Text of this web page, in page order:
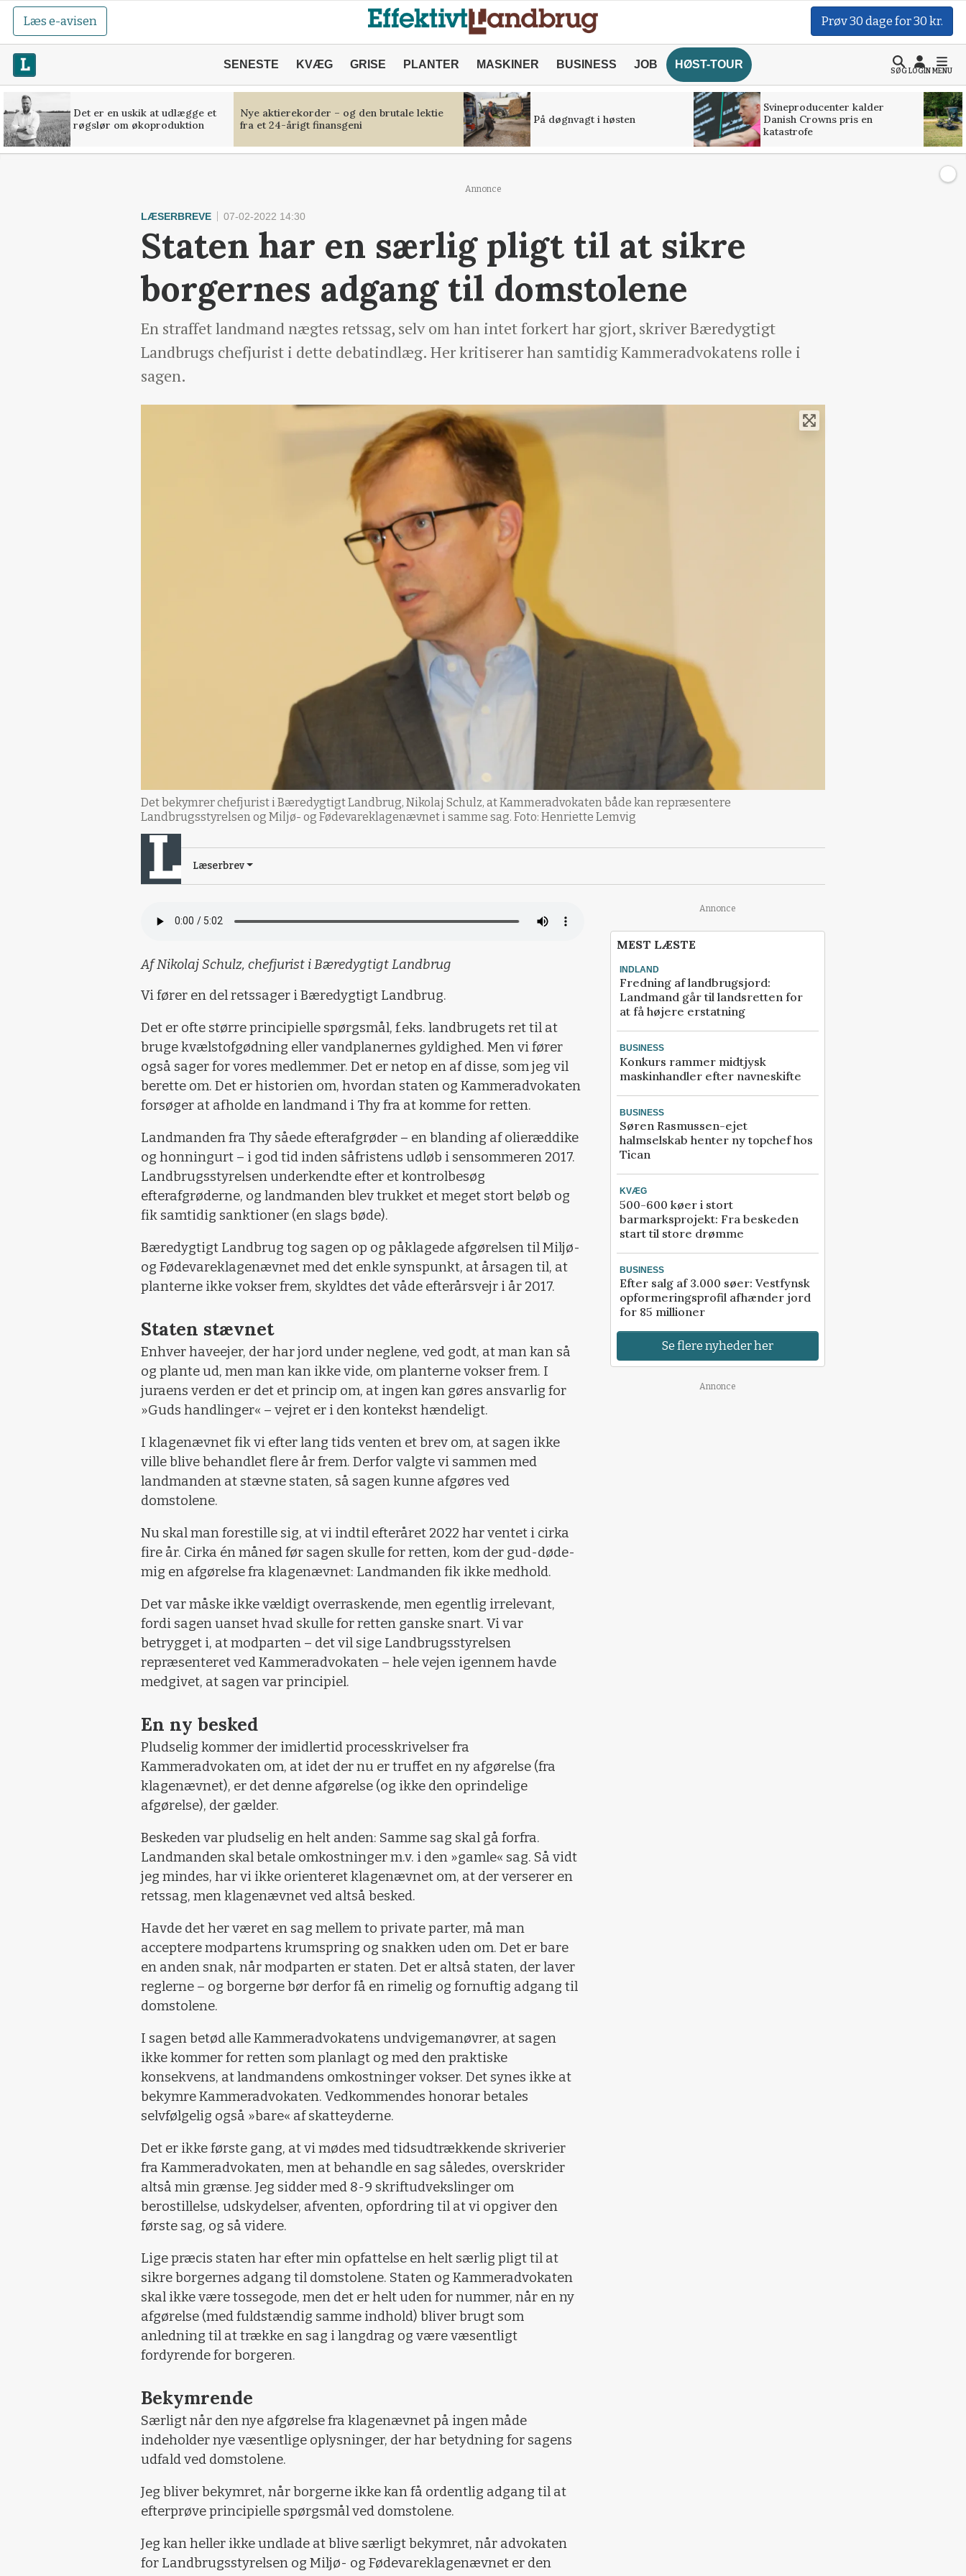
Læs e-avisen Prøv 30 dage for 30 kr.
SENESTE KVÆG GRISE PLANTER MASKINER BUSINESS JOB HØST-TOUR
SØGLOGINMENU
Det er en uskik at udlægge et
røgslør om økoproduktion
Nye aktierekorder – og den brutale lektie
fra et 24-årigt finansgeni
På døgnvagt i høsten
Svineproducenter kalder
Danish Crowns pris en
katastrofe
Annonce
LÆSERBREVE 07-02-2022 14:30
Staten har en særlig pligt til at sikre
borgernes adgang til domstolene
En straffet landmand nægtes retssag, selv om han intet forkert har gjort, skriver Bæredygtigt
Landbrugs chefjurist i dette debatindlæg. Her kritiserer han samtidig Kammeradvokatens rolle i
sagen.
Det bekymrer chefjurist i Bæredygtigt Landbrug, Nikolaj Schulz, at Kammeradvokaten både kan repræsentere
Landbrugsstyrelsen og Miljø- og Fødevareklagenævnet i samme sag. Foto: Henriette Lemvig
Læserbrev
Af Nikolaj Schulz, chefjurist i Bæredygtigt Landbrug
Vi fører en del retssager i Bæredygtigt Landbrug.
Det er ofte større principielle spørgsmål, f.eks. landbrugets ret til at
bruge kvælstofgødning eller vandplanernes gyldighed. Men vi fører
også sager for vores medlemmer. Det er netop en af disse, som jeg vil
berette om. Det er historien om, hvordan staten og Kammeradvokaten
forsøger at afholde en landmand i Thy fra at komme for retten.
Landmanden fra Thy såede efterafgrøder – en blanding af olieræddike
og honningurt – i god tid inden såfristens udløb i sensommeren 2017.
Landbrugsstyrelsen underkendte efter et kontrolbesøg
efterafgrøderne, og landmanden blev trukket et meget stort beløb og
fik samtidig sanktioner (en slags bøde).
Bæredygtigt Landbrug tog sagen op og påklagede afgørelsen til Miljø-
og Fødevareklagenævnet med det enkle synspunkt, at årsagen til, at
planterne ikke vokser frem, skyldtes det våde efterårsvejr i år 2017.
Staten stævnet
Enhver haveejer, der har jord under neglene, ved godt, at man kan så
og plante ud, men man kan ikke vide, om planterne vokser frem. I
juraens verden er det et princip om, at ingen kan gøres ansvarlig for
»Guds handlinger« – vejret er i den kontekst hændeligt.
I klagenævnet fik vi efter lang tids venten et brev om, at sagen ikke
ville blive behandlet flere år frem. Derfor valgte vi sammen med
landmanden at stævne staten, så sagen kunne afgøres ved
domstolene.
Nu skal man forestille sig, at vi indtil efteråret 2022 har ventet i cirka
fire år. Cirka én måned før sagen skulle for retten, kom der gud-døde-
mig en afgørelse fra klagenævnet: Landmanden fik ikke medhold.
Det var måske ikke vældigt overraskende, men egentlig irrelevant,
fordi sagen uanset hvad skulle for retten ganske snart. Vi var
betrygget i, at modparten – det vil sige Landbrugsstyrelsen
repræsenteret ved Kammeradvokaten – hele vejen igennem havde
medgivet, at sagen var principiel.
En ny besked
Pludselig kommer der imidlertid processkrivelser fra
Kammeradvokaten om, at idet der nu er truffet en ny afgørelse (fra
klagenævnet), er det denne afgørelse (og ikke den oprindelige
afgørelse), der gælder.
Beskeden var pludselig en helt anden: Samme sag skal gå forfra.
Landmanden skal betale omkostninger m.v. i den »gamle« sag. Så vidt
jeg mindes, har vi ikke orienteret klagenævnet om, at der verserer en
retssag, men klagenævnet ved altså besked.
Havde det her været en sag mellem to private parter, må man
acceptere modpartens krumspring og snakken uden om. Det er bare
en anden snak, når modparten er staten. Det er altså staten, der laver
reglerne – og borgerne bør derfor få en rimelig og fornuftig adgang til
domstolene.
I sagen betød alle Kammeradvokatens undvigemanøvrer, at sagen
ikke kommer for retten som planlagt og med den praktiske
konsekvens, at landmandens omkostninger vokser. Det synes ikke at
bekymre Kammeradvokaten. Vedkommendes honorar betales
selvfølgelig også »bare« af skatteyderne.
Det er ikke første gang, at vi mødes med tidsudtrækkende skriverier
fra Kammeradvokaten, men at behandle en sag således, overskrider
altså min grænse. Jeg sidder med 8-9 skriftudvekslinger om
berostillelse, udskydelser, afventen, opfordring til at vi opgiver den
første sag, og så videre.
Lige præcis staten har efter min opfattelse en helt særlig pligt til at
sikre borgernes adgang til domstolene. Staten og Kammeradvokaten
skal ikke være tossegode, men det er helt uden for nummer, når en ny
afgørelse (med fuldstændig samme indhold) bliver brugt som
anledning til at trække en sag i langdrag og være væsentligt
fordyrende for borgeren.
Bekymrende
Særligt når den nye afgørelse fra klagenævnet på ingen måde
indeholder nye væsentlige oplysninger, der har betydning for sagens
udfald ved domstolene.
Jeg bliver bekymret, når borgerne ikke kan få ordentlig adgang til at
efterprøve principielle spørgsmål ved domstolene.
Jeg kan heller ikke undlade at blive særligt bekymret, når advokaten
for Landbrugsstyrelsen og Miljø- og Fødevareklagenævnet er den
Annonce
MEST LÆSTE
INDLAND
Fredning af landbrugsjord:
Landmand går til landsretten for
at få højere erstatning
BUSINESS
Konkurs rammer midtjysk
maskinhandler efter navneskifte
BUSINESS
Søren Rasmussen-ejet
halmselskab henter ny topchef hos
Tican
KVÆG
500-600 køer i stort
barmarksprojekt: Fra beskeden
start til store drømme
BUSINESS
Efter salg af 3.000 søer: Vestfynsk
opformeringsprofil afhænder jord
for 85 millioner
Se flere nyheder her
Annonce